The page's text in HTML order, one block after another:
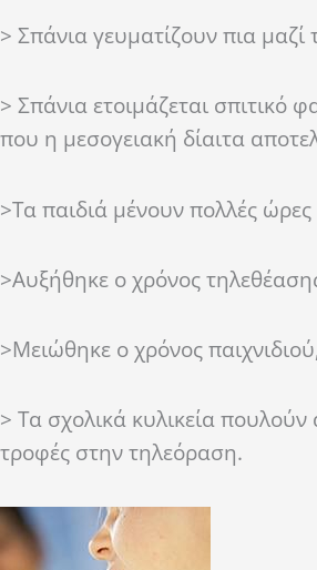
> Σπάνια γευματίζουν πια μαζί
> Σπάνια ετοιμάζεται
που η μεσογειακή δίαιτα
>Τα παιδιά μένουν πολλές
>Αυξήθηκε ο χρόνος
>Μειώθηκε ο χρόνος
> Τα σχολικά κυλικεία πουλούν
τροφές στην τηλεόραση.